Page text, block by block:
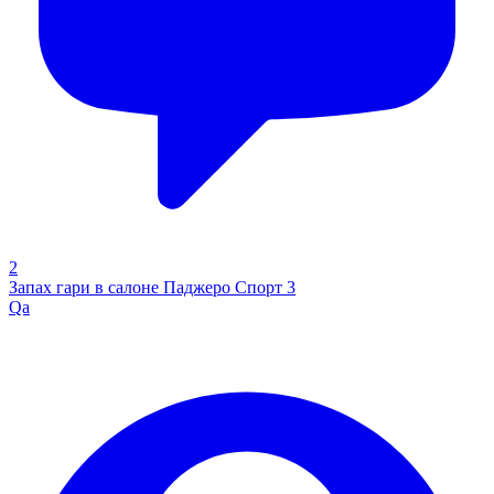
2
Запах гари в салоне Паджеро Спорт 3
Qa